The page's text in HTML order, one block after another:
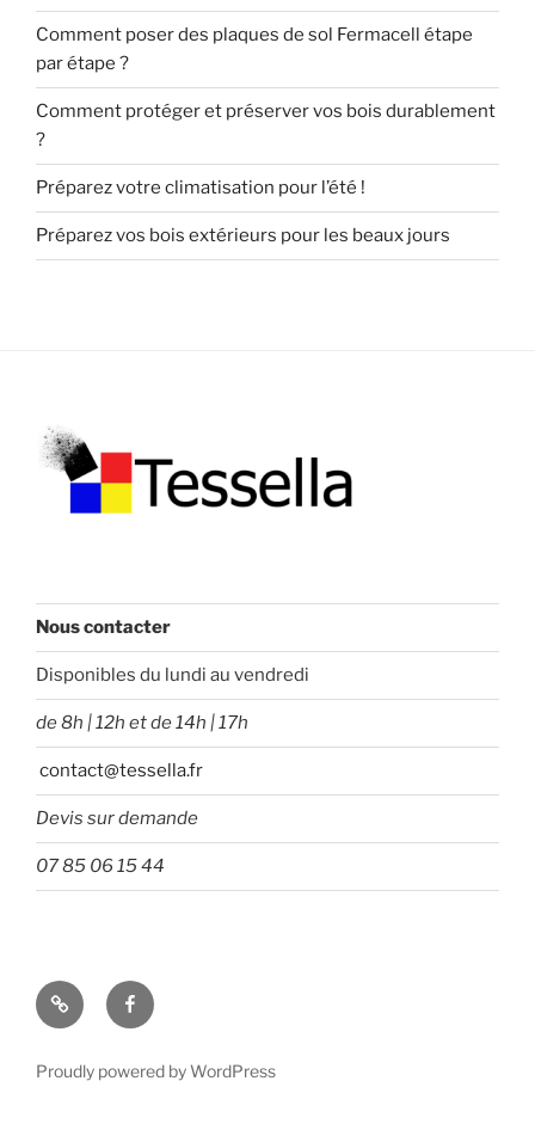
Comment poser des plaques de sol Fermacell étape
par étape ?
Comment protéger et préserver vos bois durablement
?
Préparez votre climatisation pour l’été !
Préparez vos bois extérieurs pour les beaux jours
Nous contacter
Disponibles du lundi au vendredi
de 8h | 12h et de 14h | 17h
contact@tessella.fr
Devis sur demande
07 85 06 15 44
Tessella Facebook
Proudly powered by WordPress